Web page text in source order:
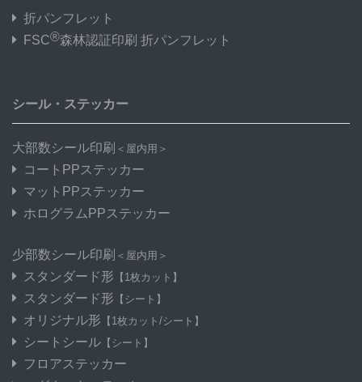
折パンフレット
FSC®森林認証印刷 折パンフレット
シール・ステッカー
大部数シール印刷 ＜屋内用＞
コートPPステッカー
マットPPステッカー
ホログラムPPステッカー
少部数シール印刷 ＜屋内用＞
スタンダード形 【1枚カット】
スタンダード形 【シート】
オリジナル形 【1枚カット/シート】
シートシール 【シート】
フロアステッカー